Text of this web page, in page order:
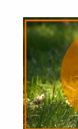
있다는 뜻으로 솔로
now.” (나는 이제
a while now.” (그